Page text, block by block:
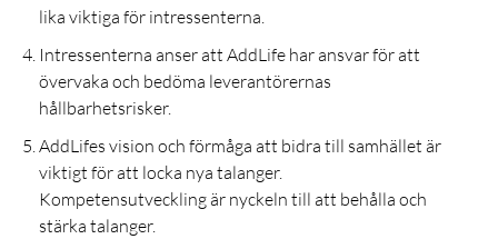
lika viktiga för intressenterna.
Intressenterna anser att AddLife har ansvar för att
övervaka och bedöma leverantörernas
hållbarhetsrisker.
AddLifes vision och förmåga att bidra till samhället är
viktigt för att locka nya talanger.
Kompetensutveckling är nyckeln till att behålla och
stärka talanger.